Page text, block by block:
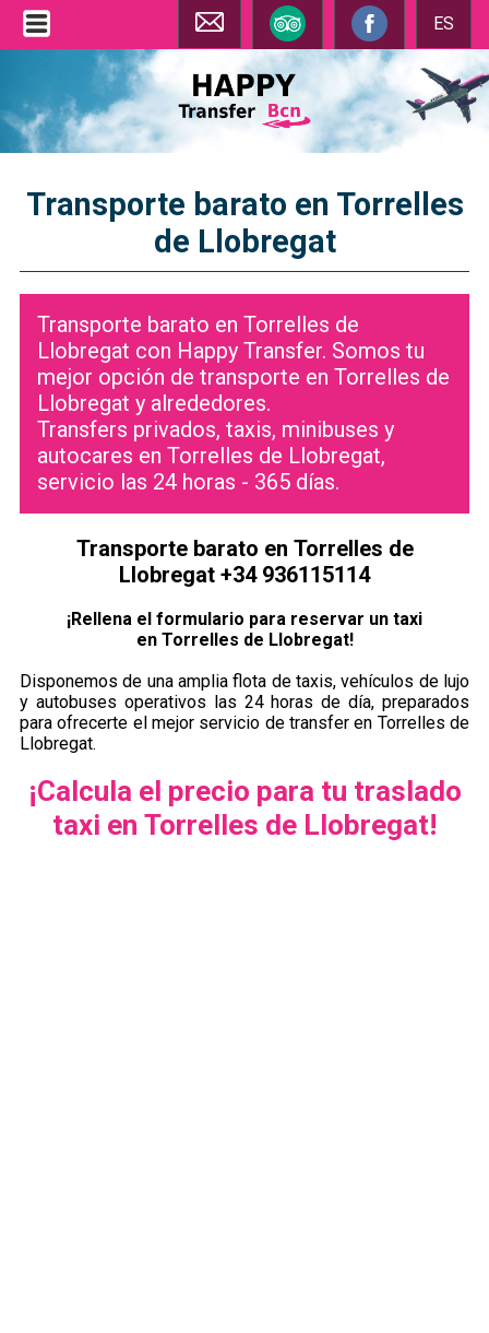
ES
Transporte barato en Torrelles
de Llobregat
Transporte barato en Torrelles de
Llobregat con Happy Transfer. Somos tu
mejor opción de transporte en Torrelles de
Llobregat y alrededores.
Transfers privados, taxis, minibuses y
autocares en Torrelles de Llobregat,
servicio las 24 horas - 365 días.
Transporte barato en Torrelles de
Llobregat +34 936115114
¡Rellena el formulario para reservar un taxi
en Torrelles de Llobregat!
Disponemos de una amplia flota de taxis, vehículos de lujo
y autobuses operativos las 24 horas de día, preparados
para ofrecerte el mejor servicio de transfer en Torrelles de
Llobregat.
¡Calcula el precio para tu traslado
taxi en Torrelles de Llobregat!